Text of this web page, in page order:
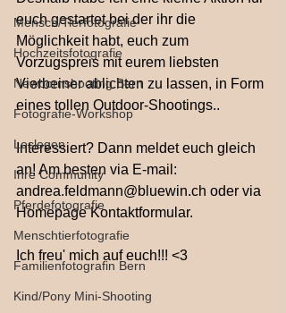
Mensch/Tierfotografie
Hochzeitsfotografie
Newbornshooting Bern
Fotografie-Workshop
Loslegen
Ihre Community
Pferdefotografie
Menschtierfotografie
Familienfotografin Bern
Kind/Pony Mini-Shooting
euch gestartet bei der ihr die
Möglichkeit habt, euch zum
Vorzugspreis mit eurem liebsten
Vierbeiner ablichten zu lassen, in Form
eines tollen Outdoor-Shootings..
Interessiert? Dann meldet euch gleich
an! Am besten via E-mail:
andrea.feldmann@bluewin.ch oder via
Homepage Kontaktformular.
Ich freu' mich auf euch!!! <3